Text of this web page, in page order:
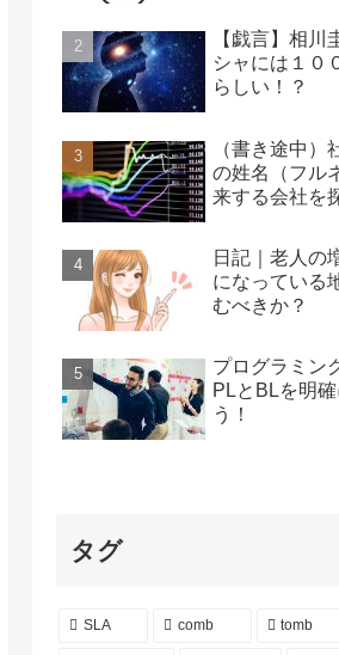
【戯言】相川
シャには１０
らしい！？
（書き途中）
の姓名（フル
来する会社を
日記｜老人の
になっている
むべきか？
プログラミン
PLとBLを明
う！
タグ
SLA comb tomb